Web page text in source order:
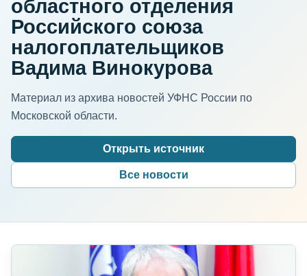
областного отделения
Российского союза
налогоплательщиков
Вадима Винокурова
Материал из архива новостей УФНС России по
Московской области.
Открыть источник
Все новости